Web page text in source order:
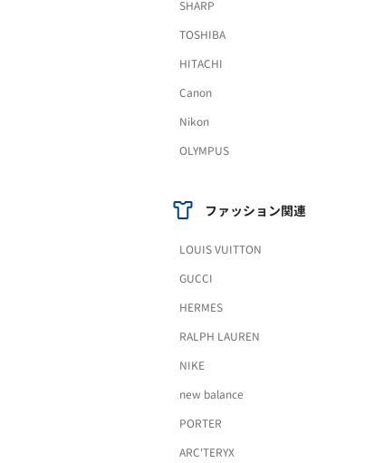
SHARP
TOSHIBA
HITACHI
Canon
Nikon
OLYMPUS
ファッション関連
LOUIS VUITTON
GUCCI
HERMES
RALPH LAUREN
NIKE
new balance
PORTER
ARC'TERYX